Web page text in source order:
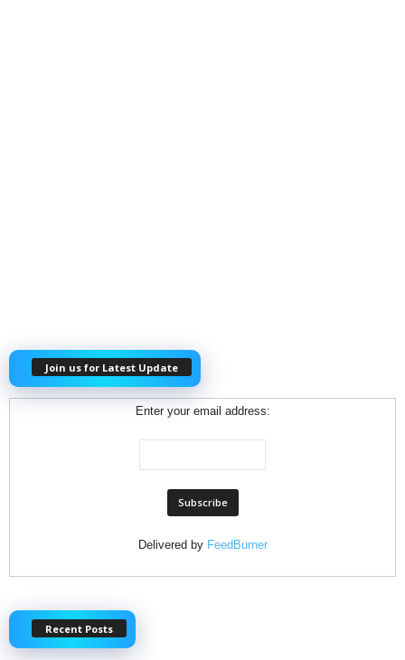
Join us for Latest Update
Enter your email address:
Delivered by FeedBurner
Recent Posts